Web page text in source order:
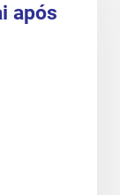
após